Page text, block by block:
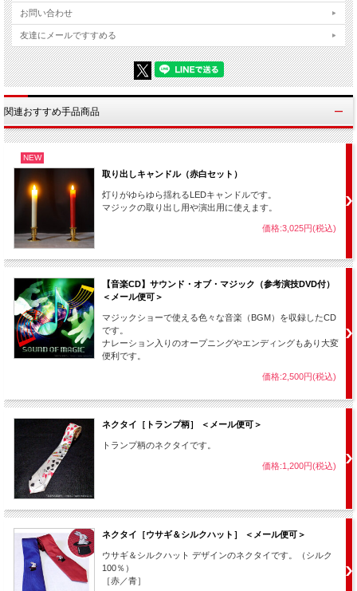
vol.１
↑ 試聴できます ↑
● マジックで途中途中、キメが出来る様、間を取っていたり、キメの音が入ってい
● 全ての曲がフェードアウトではなくしっかり終わります。
● テンポの良い曲が多めのＣＤです。
● いろいろなジャンル、雰囲気の曲を収録しました。
● 著作権フリー音楽CDです。
---vol.１CD収録曲 ---
０1.Passion of beat （2：32）０９.（4：05）
テンポも良く、途中途中でキメ易い音楽になっています。最近、葉加瀬太郎の
「情熱大陸」を使うマジシャンが増えましたが、それに似た音楽となっておりま
す。
お問い合わせ
友達にメールですすめる
関連おすすめ手品商品
NEW
取り出しキャンドル（赤白セット）
灯りがゆらゆら揺れるLEDキャンドルです。
マジックの取り出し用や演出用に使えます。
価格:3,025円(税込)
【音楽CD】サウンド・オブ・マジック（参考演技DVD付）
＜メール便可＞
マジックショーで使える色々な音楽（BGM）を収録したCD
です。
ナレーション入りのオープニングやエンディングもあり大変
便利です。
価格:2,500円(税込)
ネクタイ［トランプ柄］ ＜メール便可＞
トランプ柄のネクタイです。
価格:1,200円(税込)
ネクタイ［ウサギ＆シルクハット］ ＜メール便可＞
ウサギ＆シルクハット デザインのネクタイです。（シルク
100％）
［赤／青］